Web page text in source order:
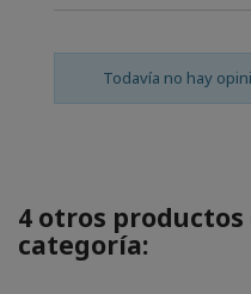
Todavía no hay
4 otros
categoría: